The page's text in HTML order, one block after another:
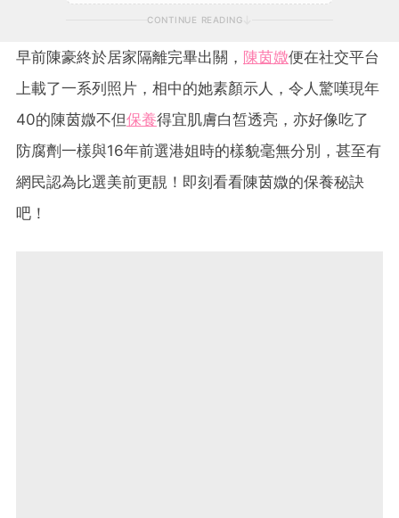
CONTINUE READING
早前陳豪終於居家隔離完畢出關， 陳茵媺便在社交平台
上載了一系列照片，相中的她素顏示人，令人驚嘆現年
40的陳茵媺不但保養得宜肌膚白皙透亮，亦好像吃了
防腐劑一樣與16年前選港姐時的樣貌毫無分別，甚至有
網民認為比選美前更靚！即刻看看陳茵媺的保養秘訣
吧！